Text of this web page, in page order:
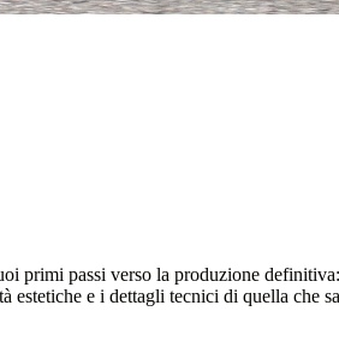
primi passi verso la produzione
e i dettagli tecnici di quella che